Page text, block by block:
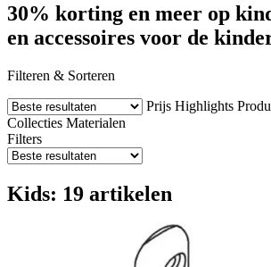
30% korting en meer op
en accessoires voor de
Filteren & Sorteren
Prijs Highlights
Collecties Materialen
Filters
Kids: 19 artikelen